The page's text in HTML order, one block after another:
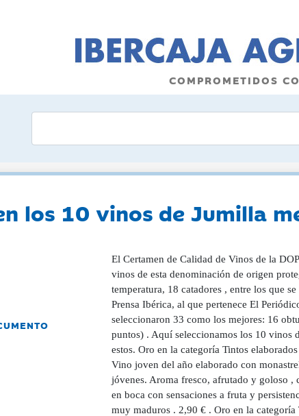
COMPROMETIDOS
los 10 vinos de Jumilla
El Certamen de Calidad de Vinos de la
vinos de esta denominación de origen
temperatura, 18 catadores , entre los que
Prensa Ibérica, al que pertenece El
seleccionaron 33 como los mejores: 16
puntos) . Aquí seleccionamos los 10 vinos
estos. Oro en la categoría Tintos
Vino joven del año elaborado con
jóvenes. Aroma fresco, afrutado y goloso ,
en boca con sensaciones a fruta y
muy maduros . 2,90 € . Oro en la